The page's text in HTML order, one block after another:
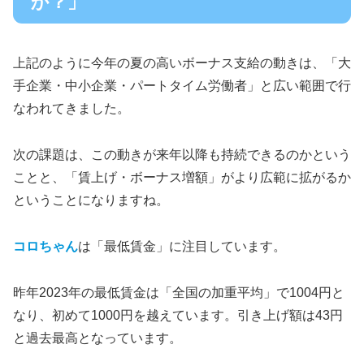
上記のように今年の夏の高いボーナス支給の動きは、「大
手企業・中小企業・パートタイム労働者」と広い範囲で行
なわれてきました。
次の課題は、この動きが来年以降も持続できるのかという
ことと、「賃上げ・ボーナス増額」がより広範に拡がるか
ということになりますね。
コロちゃんは「最低賃金」に注目しています。
昨年2023年の最低賃金は「全国の加重平均」で1004円と
なり、初めて1000円を越えています。引き上げ額は43円
と過去最高となっています。